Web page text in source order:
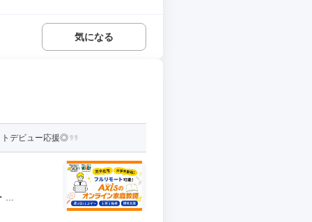
気になる
トデビュー応援◎